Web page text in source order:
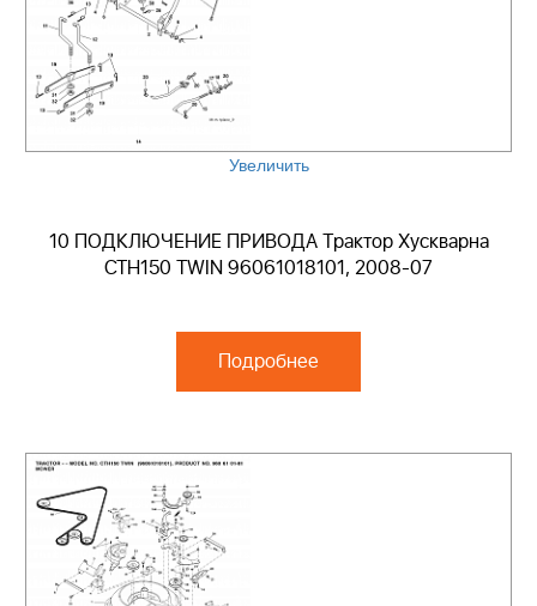
Увеличить
10 ПОДКЛЮЧЕНИЕ ПРИВОДА Трактор Хускварна
CTH150 TWIN 96061018101, 2008-07
Подробнее